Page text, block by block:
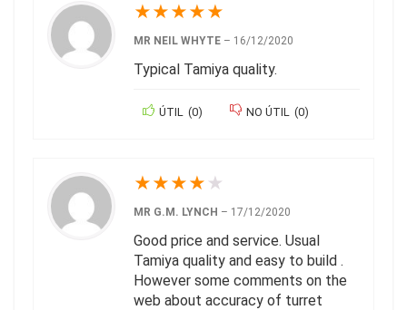
★★★★★
MR NEIL WHYTE – 16/12/2020
Typical Tamiya quality.
ÚTIL (0) NO ÚTIL (0)
★★★★ ★
MR G.M. LYNCH – 17/12/2020
Good price and service. Usual
Tamiya quality and easy to build .
However some comments on the
web about accuracy of turret